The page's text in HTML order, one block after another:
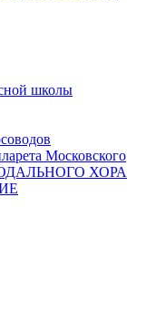
школы
Московского
ХОРА